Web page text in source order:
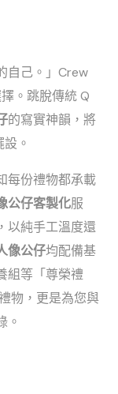
自己。」Crew
。跳脫傳統 Q
的寫實神韻，將
。
每份禮物都承載
公仔客製化服
以純手工溫度還
像公仔均配備基
組等「尊榮禮
物，更是為您與
。